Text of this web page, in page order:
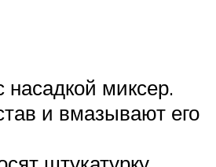
миксер.
и вмазывают его